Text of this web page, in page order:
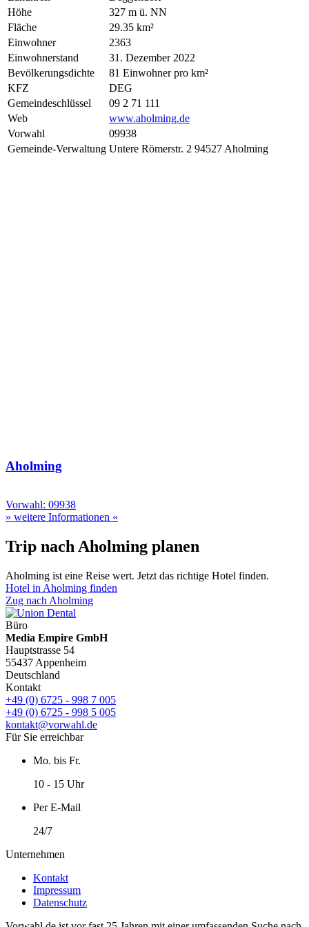
Höhe
327 m ü. NN
Fläche
29.35 km²
Einwohner
2363
Einwohnerstand
31. Dezember 2022
Bevölkerungsdichte
81 Einwohner pro km²
KFZ
DEG
Gemeindeschlüssel
09 2 71 111
Web
www.aholming.de
Vorwahl
09938
Gemeinde-Verwaltung Untere Römerstr. 2 94527 Aholming
Aholming
Vorwahl: 09938
» weitere Informationen «
Trip nach Aholming planen
Aholming ist eine Reise wert. Jetzt das richtige Hotel finden.
Hotel in Aholming finden
Zug nach Aholming
Büro
Media Empire GmbH
Hauptstrasse 54
55437 Appenheim
Deutschland
Kontakt
+49 (0) 6725 - 998 7 005
+49 (0) 6725 - 998 5 005
kontakt@vorwahl.de
Für Sie erreichbar
Mo. bis Fr.
10 - 15 Uhr
Per E-Mail
24/7
Unternehmen
Kontakt
Impressum
Datenschutz